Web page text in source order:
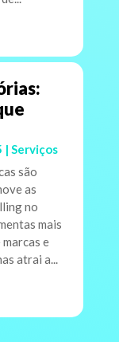
| Serviços
são
as
no
mais
e
atrai a...